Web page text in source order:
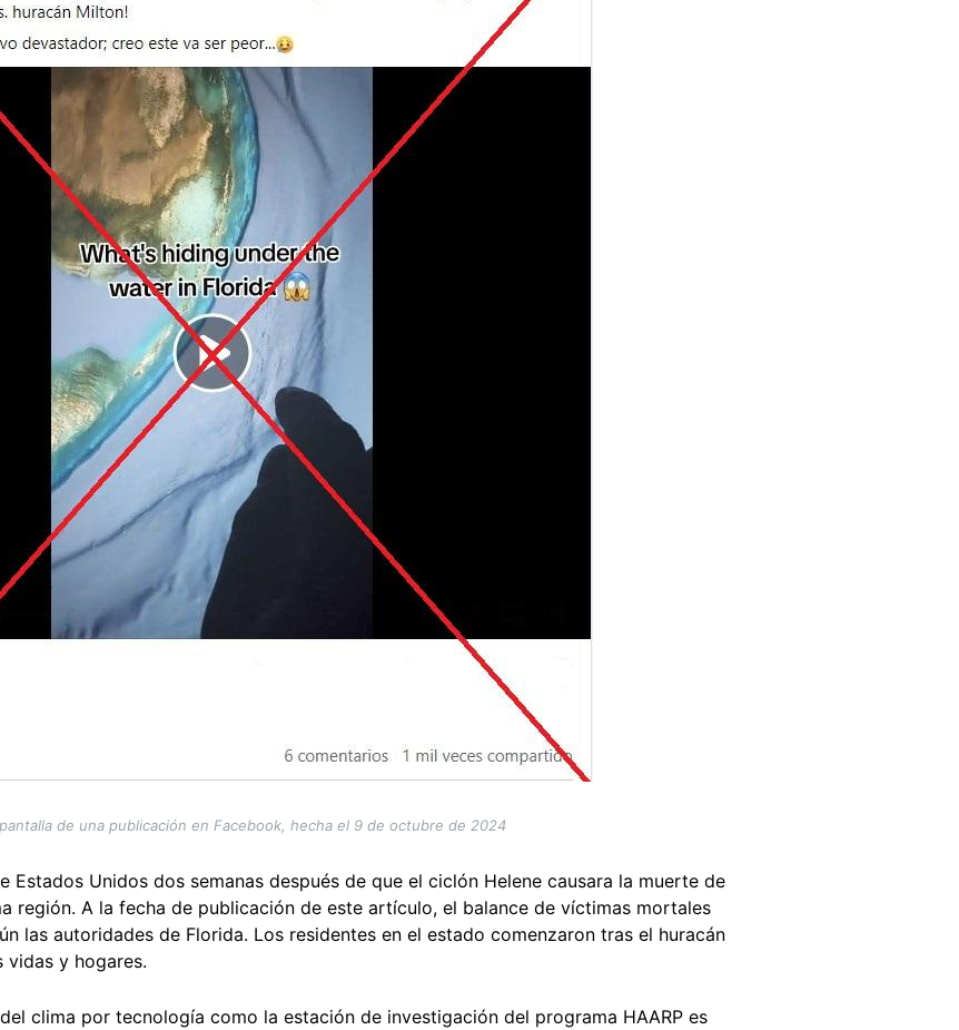
de una publicación en Facebook, hecha el 9 de octubre de 2024
Estados Unidos dos semanas después de que el ciclón Helene causara la muerte de
región. A la fecha de publicación de este artículo, el balance de víctimas mortales
las autoridades de Florida. Los residentes en el estado comenzaron tras el huracán
vidas y hogares.
clima por tecnología como la estación de investigación del programa HAARP es